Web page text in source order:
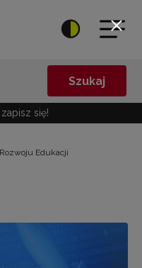
Szukaj
się!
Edukacji